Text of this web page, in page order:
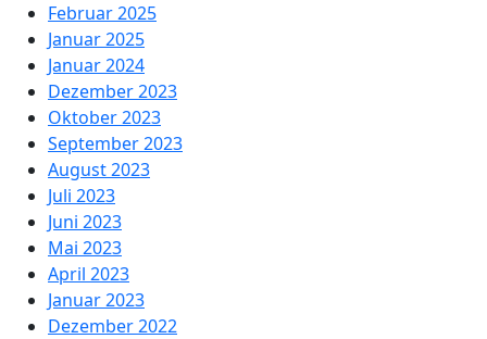
Februar 2025
Januar 2025
Januar 2024
Dezember 2023
Oktober 2023
September 2023
August 2023
Juli 2023
Juni 2023
Mai 2023
April 2023
Januar 2023
Dezember 2022